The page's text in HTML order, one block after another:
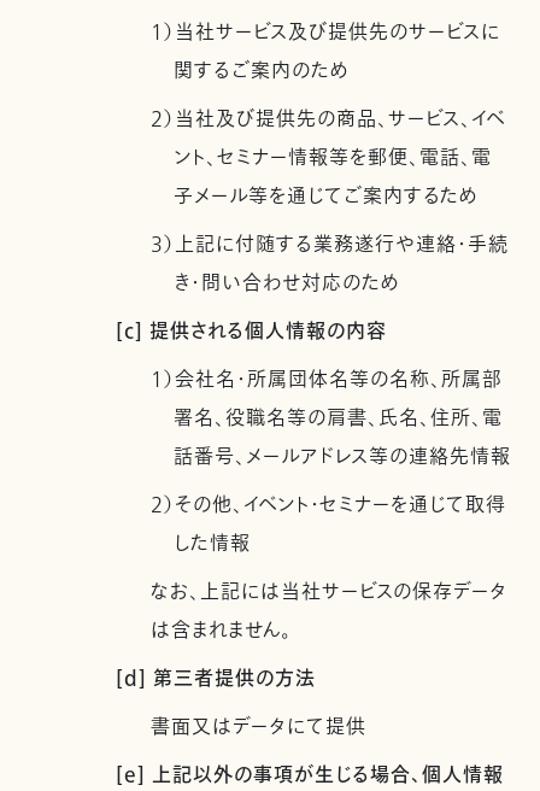
1）当社サービス及び提供先のサービスに
関するご案内のため
2）当社及び提供先の商品、サービス、イベ
ント、セミナー情報等を郵便、電話、電
子メール等を通じてご案内するため
3）上記に付随する業務遂行や連絡・手続
き・問い合わせ対応のため
[c] 提供される個人情報の内容
1）会社名・所属団体名等の名称、所属部
署名、役職名等の肩書、氏名、住所、電
話番号、メールアドレス等の連絡先情報
2）その他、イベント・セミナーを通じて取得
した情報
なお、上記には当社サービスの保存データ
は含まれません。
[d] 第三者提供の方法
書面又はデータにて提供
[e] 上記以外の事項が生じる場合、個人情報